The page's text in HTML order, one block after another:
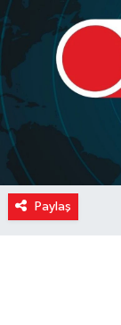
Paylaş